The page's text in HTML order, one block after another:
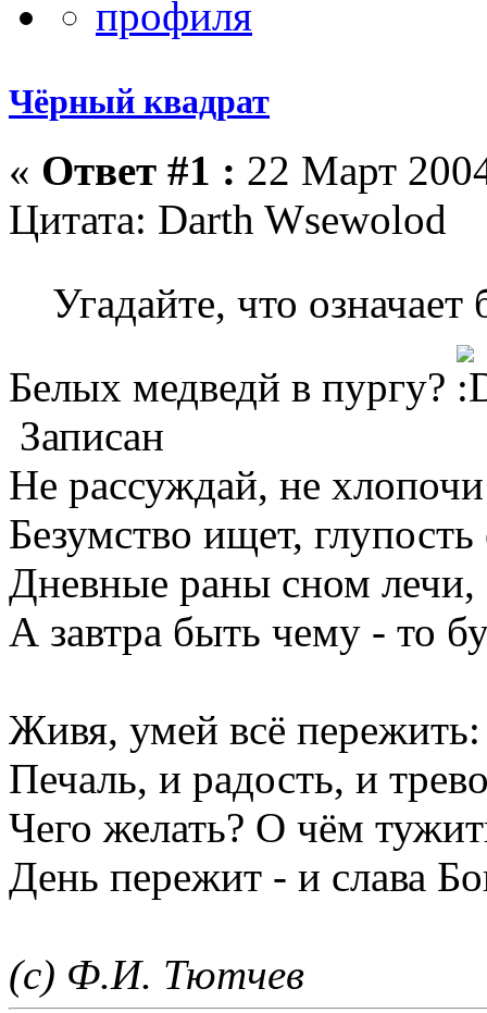
Чёрный квадрат
« Ответ #1 : 22 Март
Цитата: Darth Wsewolod
Угадайте, что
Белых медведй в пургу?
Записан
Не рассуждай, не
Безумство ищет, глупость
Дневные раны сном лечи,
А завтра быть чему - то
Живя, умей всё пережить:
Печаль, и радость, и
Чего желать? О чём
День пережит - и слава
(с) Ф.И. Тютчев